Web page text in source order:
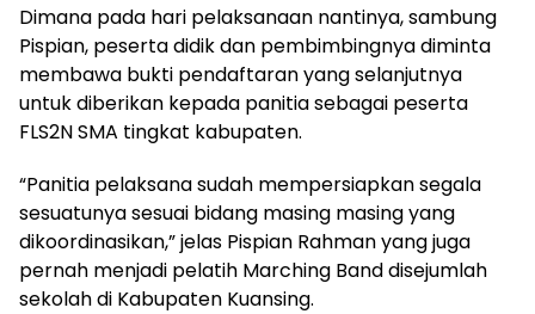
Dimana pada hari pelaksanaan nantinya, sambung
Pispian, peserta didik dan pembimbingnya diminta
membawa bukti pendaftaran yang selanjutnya
untuk diberikan kepada panitia sebagai peserta
FLS2N SMA tingkat kabupaten.
“Panitia pelaksana sudah mempersiapkan segala
sesuatunya sesuai bidang masing masing yang
dikoordinasikan,” jelas Pispian Rahman yang juga
pernah menjadi pelatih Marching Band disejumlah
sekolah di Kabupaten Kuansing.